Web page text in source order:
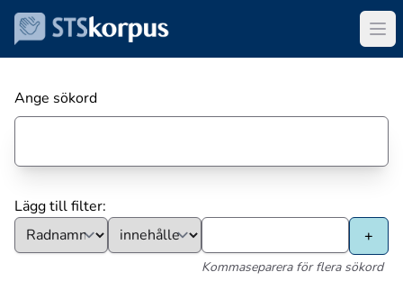
Ange sökord
Lägg till filter:
Kommaseparera för flera sökord